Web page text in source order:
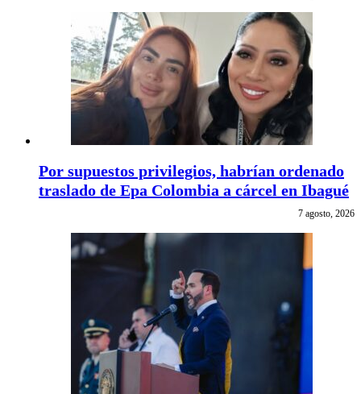
Por supuestos privilegios, habrían ordenado
traslado de Epa Colombia a cárcel en Ibagué
7 agosto, 2026